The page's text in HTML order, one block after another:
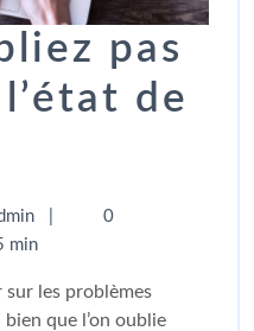
pas
de
0
min
que l’on oublie